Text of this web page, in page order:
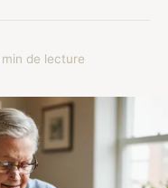
min de lecture